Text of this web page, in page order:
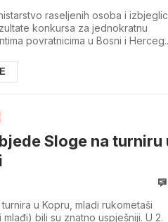
raseljenih osoba i
konkursa za jednokratnu
povratnicima u Bosni i
Sloge na turniru
u Kopru, mladi rukometaši
bili su znatno uspješniji. U 2.